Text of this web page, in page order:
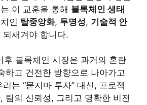
이 교훈을 통해 블록체인 생태
인 탈중앙화, 투명성, 기술적 안
되새겨야 합니다.
후 블록체인 시장은 과거의 혼란
하고 건전한 방향으로 나아가고
는 “묻지마 투자” 대신, 프로젝
팀의 신뢰성, 그리고 명확한 비전